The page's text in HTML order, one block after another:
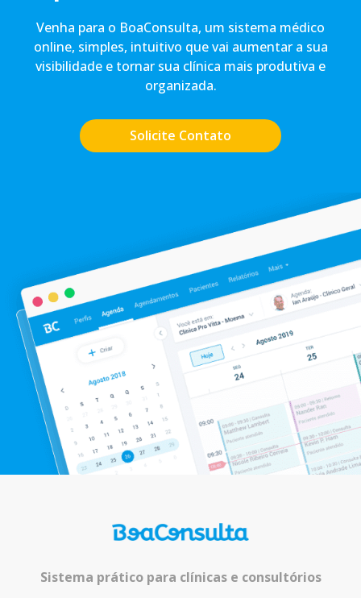
Venha para o BoaConsulta, um sistema médico
online, simples, intuitivo que vai aumentar a sua
visibilidade e tornar sua clínica mais produtiva e
organizada.
Solicite Contato
Sistema prático para clínicas e consultórios